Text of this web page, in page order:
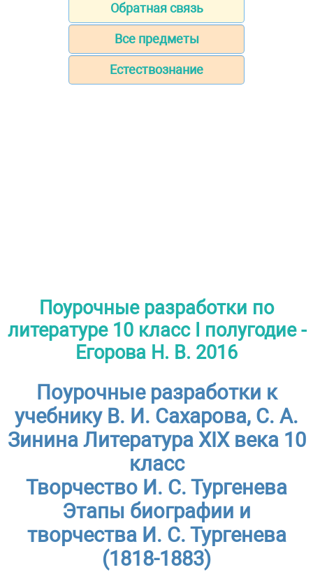
Обратная связь
Все предметы
Естествознание
Поурочные разработки по
литературе 10 класс I полугодие -
Егорова Н. В. 2016
Поурочные разработки к
учебнику В. И. Сахарова, С. А.
Зинина Литература XIX века 10
класс
Творчество И. С. Тургенева
Этапы биографии и
творчества И. С. Тургенева
(1818-1883)